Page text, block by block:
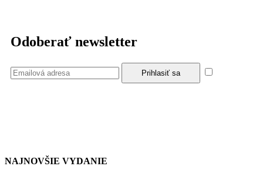
Odoberať newsletter
NAJNOVŠIE VYDANIE